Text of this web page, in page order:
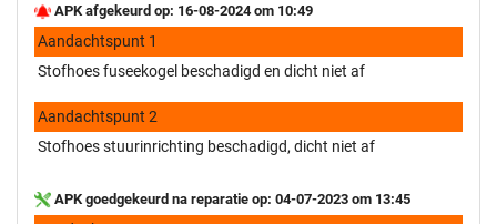
APK afgekeurd op: 16-08-2024 om 10:49
Aandachtspunt 1
Stofhoes fuseekogel beschadigd en dicht niet af
Aandachtspunt 2
Stofhoes stuurinrichting beschadigd, dicht niet af
APK goedgekeurd na reparatie op: 04-07-2023 om 13:45